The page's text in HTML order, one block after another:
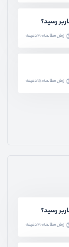
زمان مطالعه: 20 دقیقه
زمان مطالعه: 15 دقیقه
زمان مطالعه: 20 دقیقه